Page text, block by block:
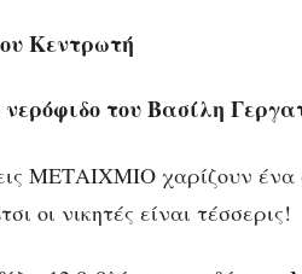
Κεντρωτή
του Βασίλη
ΜΕΤΑΙΧΜΙΟ χαρίζουν ένα
οι νικητές είναι τέσσερις!